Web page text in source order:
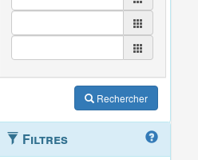
Rechercher
Filtres